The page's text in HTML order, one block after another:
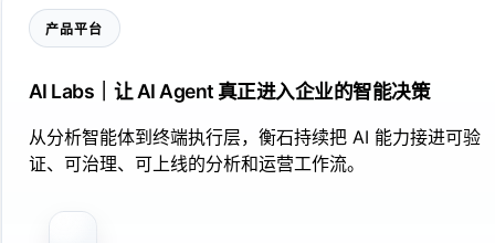
产品平台
AI Labs｜让 AI Agent 真正进入企业的智能决策
从分析智能体到终端执行层，衡石持续把 AI 能力接进可验
证、可治理、可上线的分析和运营工作流。